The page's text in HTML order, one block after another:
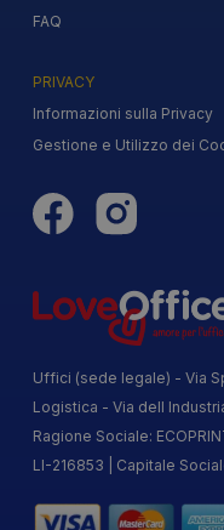
FAQ
PRIVACY
Informazioni sulla Privacy
Gestione e Utilizzo dei
Uffici (sede legale) - Via
Logistica - Via dell
Ragione Sociale:
LI-216853 | Capitale